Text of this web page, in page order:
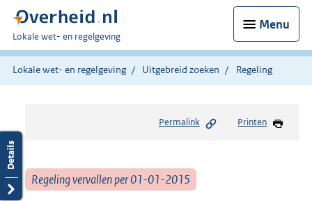
Menu
U
bent
hier:
Lokale wet- en regelgeving
Lokale wet- en regelgeving Uitgebreid zoeken Regeling
Permalink Printen
Regeling vervallen per 01-01-2015